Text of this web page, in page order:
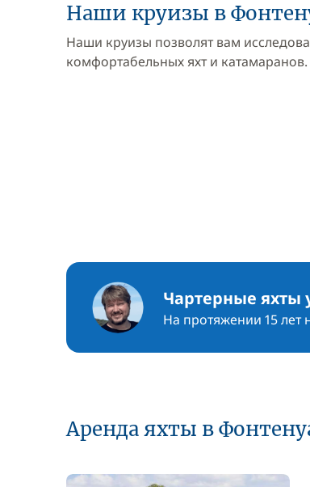
Наши круизы в
Наши круизы позволят вам
комфортабельных яхт и катамаранов.
Чартерные яхты
На протяжении 15 лет
Аренда яхты в